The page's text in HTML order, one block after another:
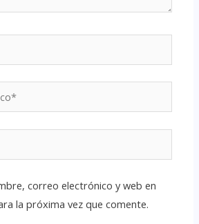
correo electrónico y web en
la próxima vez que comente.